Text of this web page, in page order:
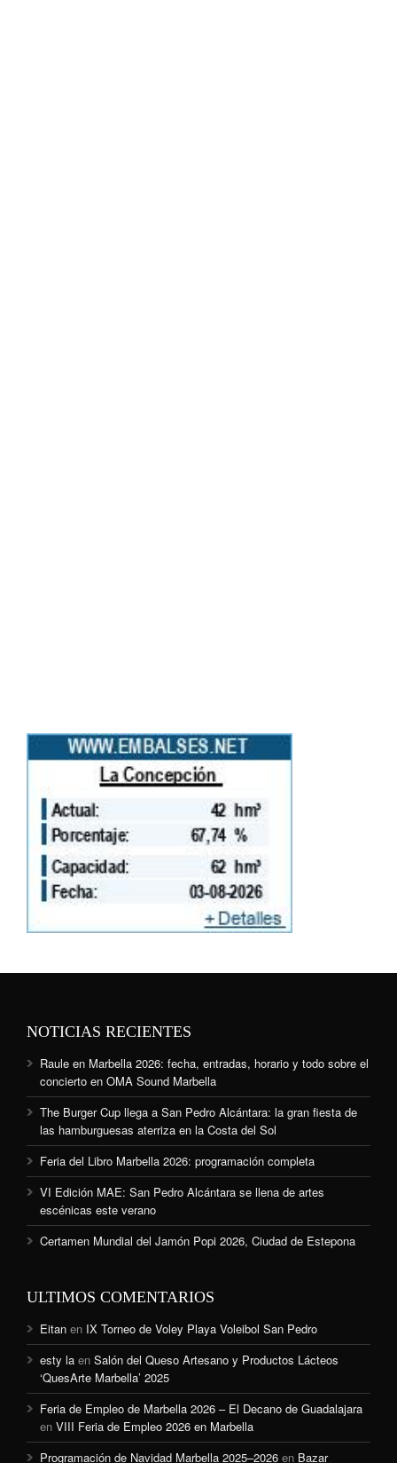
NOTICIAS RECIENTES
Raule en Marbella 2026: fecha, entradas, horario y todo sobre el
concierto en OMA Sound Marbella
The Burger Cup llega a San Pedro Alcántara: la gran fiesta de
las hamburguesas aterriza en la Costa del Sol
Feria del Libro Marbella 2026: programación completa
VI Edición MAE: San Pedro Alcántara se llena de artes
escénicas este verano
Certamen Mundial del Jamón Popi 2026, Ciudad de Estepona
ULTIMOS COMENTARIOS
Eitan en IX Torneo de Voley Playa Voleibol San Pedro
esty la en Salón del Queso Artesano y Productos Lácteos
‘QuesArte Marbella’ 2025
Feria de Empleo de Marbella 2026 – El Decano de Guadalajara
en VIII Feria de Empleo 2026 en Marbella
Programación de Navidad Marbella 2025–2026 en Bazar